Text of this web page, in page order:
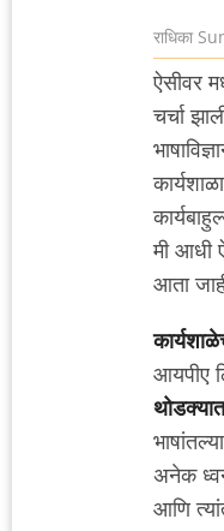
राधिका
ऐसीवर
चर्चा
मी आधी
आता
आयपीए
अनेक
आणि